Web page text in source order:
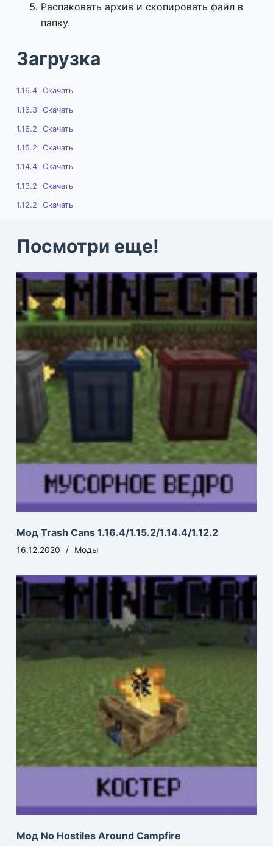
Распаковать архив и скопировать файл в
папку.
Загрузка
1.16.4 Скачать
1.16.3 Скачать
1.16.2 Скачать
1.15.2 Скачать
1.14.4 Скачать
1.13.2 Скачать
1.12.2 Скачать
Посмотри еще!
Мод Trash Cans 1.16.4/1.15.2/1.14.4/1.12.2
16.12.2020 Моды
Мод No Hostiles Around Campfire